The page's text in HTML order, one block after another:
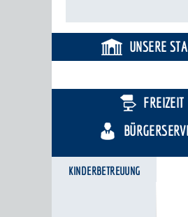
UNSERE
KINDERBETREUUNG
FREIZEIT